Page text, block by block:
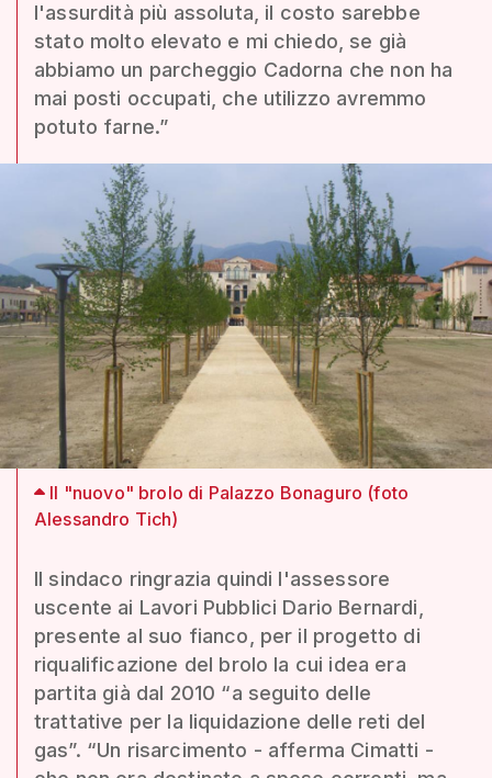
l'assurdità più assoluta, il costo sarebbe
stato molto elevato e mi chiedo, se già
abbiamo un parcheggio Cadorna che non ha
mai posti occupati, che utilizzo avremmo
potuto farne.”
Il "nuovo" brolo di Palazzo Bonaguro (foto
Alessandro Tich)
Il sindaco ringrazia quindi l'assessore
uscente ai Lavori Pubblici Dario Bernardi,
presente al suo fianco, per il progetto di
riqualificazione del brolo la cui idea era
partita già dal 2010 “a seguito delle
trattative per la liquidazione delle reti del
gas”. “Un risarcimento - afferma Cimatti -